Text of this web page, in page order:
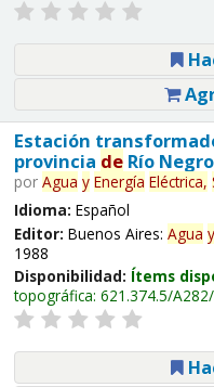
Estación
provincia deRío Negro
por Agua y Energía Eléctrica,
Idioma: Español
Editor: Buenos Aires: Agua y
1988
Disponibilidad: Ítems
topográfica: 621.374.5/